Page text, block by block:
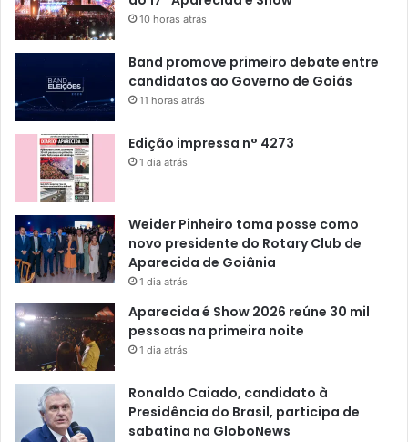
10 horas atrás
Band promove primeiro debate entre
candidatos ao Governo de Goiás
11 horas atrás
Edição impressa n° 4273
1 dia atrás
Weider Pinheiro toma posse como
novo presidente do Rotary Club de
Aparecida de Goiânia
1 dia atrás
Aparecida é Show 2026 reúne 30 mil
pessoas na primeira noite
1 dia atrás
Ronaldo Caiado, candidato à
Presidência do Brasil, participa de
sabatina na GloboNews